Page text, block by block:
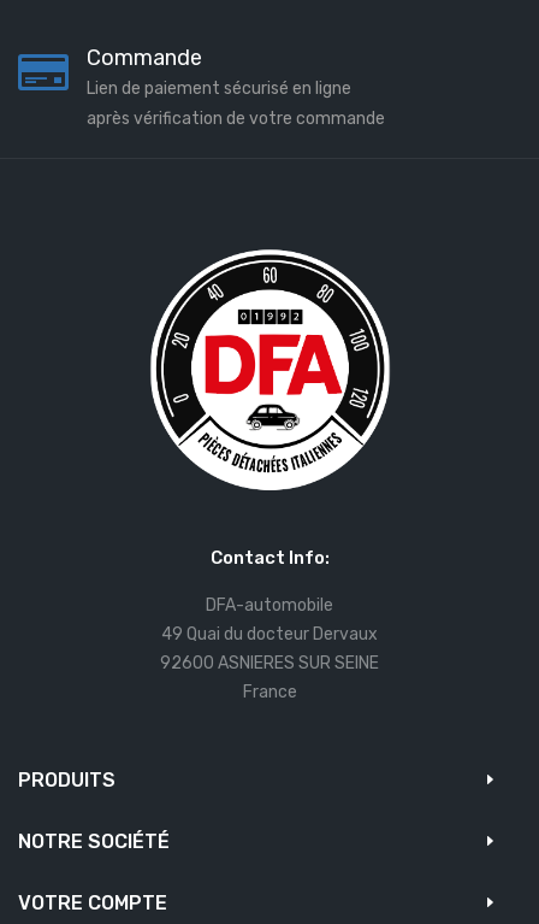
Commande
Lien de paiement sécurisé en ligne
après vérification de votre commande
Contact Info:
DFA-automobile
49 Quai du docteur Dervaux
92600 ASNIERES SUR SEINE
France
PRODUITS
NOTRE SOCIÉTÉ
VOTRE COMPTE